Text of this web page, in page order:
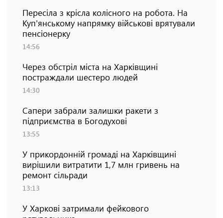
Пересіла з крісла колісного на робота. На
Куп'янському напрямку військові врятували
пенсіонерку
14:56
Через обстріл міста на Харківщині
постраждали шестеро людей
14:30
Сапери забрали залишки ракети з
підприємства в Богодухові
13:55
У прикордонній громаді на Харківщині
вирішили витратити 1,7 млн гривень на
ремонт сільради
13:13
У Харкові затримали фейкового